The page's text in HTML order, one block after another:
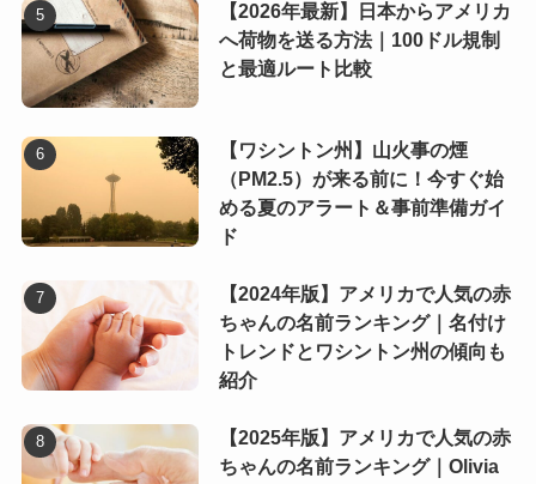
【2026年最新】日本からアメリカ
へ荷物を送る方法｜100ドル規制
と最適ルート比較
【ワシントン州】山火事の煙
（PM2.5）が来る前に！今すぐ始
める夏のアラート＆事前準備ガイ
ド
【2024年版】アメリカで人気の赤
ちゃんの名前ランキング｜名付け
トレンドとワシントン州の傾向も
紹介
【2025年版】アメリカで人気の赤
ちゃんの名前ランキング｜Olivia